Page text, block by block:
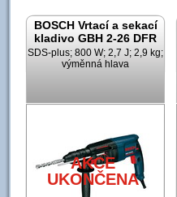
BOSCH Vrtací a sekací
kladivo GBH 2-26 DFR
SDS-plus; 800 W; 2,7 J; 2,9 kg;
výměnná hlava
AKCE
UKONČENA